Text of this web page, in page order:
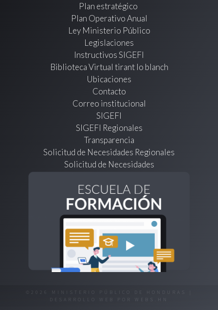
Plan estratégico
Plan Operativo Anual
Ley Ministerio Público
Legislaciones
Instructivos SIGEFI
Biblioteca Virtual tirant lo blanch
Ubicaciones
Contacto
Correo institucional
SIGEFI
SIGEFI Regionales
Transparencia
Solicitud de Necesidades Regionales
Solicitud de Necesidades
©2026 MINISTERIO PÚBLICO DE HONDURAS |
DESARROLLO WEB POR
WEBS.HN